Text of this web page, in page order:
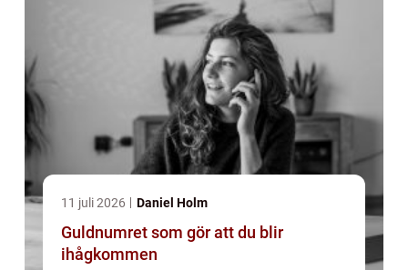
11 juli 2026 Daniel Holm
Guldnumret som gör att du blir
ihågkommen